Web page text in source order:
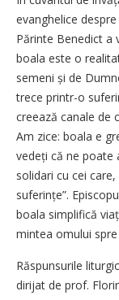
evanghelice
Părinte Benedict a
boala este o
semeni și de
trece printr-o
creează canale de
Am zice: boala e
vedeți că ne poate
solidari cu cei
suferințe”.
boala simplifică
mintea omului
Răspunsurile
dirijat de prof.